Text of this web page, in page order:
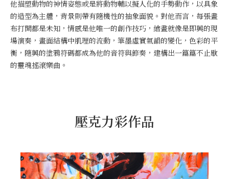
他描塑動物的神情姿態或是將動物輔以擬人化的手勢動作，以具象
的造型為主體，背景則帶有隨機性的抽象面貌。對他而言，每張畫
布打開都是未知，情感是他唯一的創作技巧，繪畫就像是即興的現
場演奏，畫面結構中肌理的流動，筆墨虛實氣韻的變化，色彩的平
衡，隨興的塗鴉符碼都成為他的音符與節奏，建構出一篇篇不止歇
的靈魂搖滾樂曲。
壓克力彩作品